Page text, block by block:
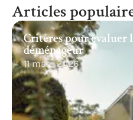
Articles
Critères pour évaluer
déménageur
11 mars 2026